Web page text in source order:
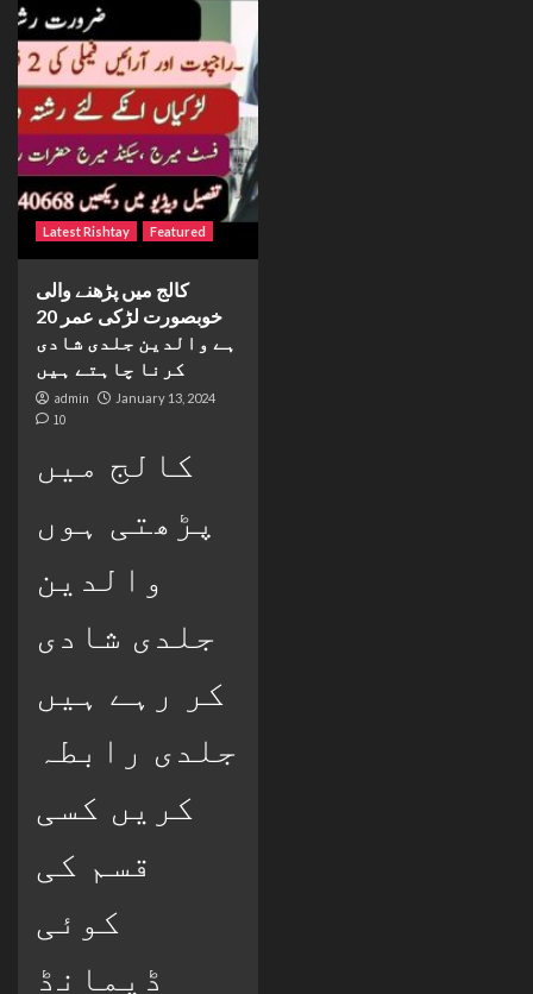
Latest Rishtay Featured
کالج میں پڑھنے والی
خوبصورت لڑکی عمر 20
ہے والدین جلدی شادی
کرنا چاہتے ہیں
admin January 13, 2024
10
کالج میں
پڑھتی ہوں
والدین
جلدی شادی
کر رہے ہیں
جلدی رابطہ
کریں کسی
قسم کی
کوئی
ڈیمانڈ